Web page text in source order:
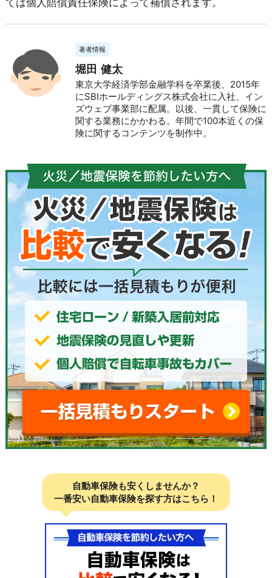
ては個人賠償責任保険によって補償されます。
著者情報
堀田 健太
東京大学経済学部金融学科を卒業後、2015年
にSBIホールディングス株式会社に入社、イン
ズウェブ事業部に配属。以後、一貫して保険に
関する業務にかかわる。年間で100本近くの保
険に関するコンテンツを制作中。
自動車保険も安くしませんか？
一番安い自動車保険を探す方はこちら！